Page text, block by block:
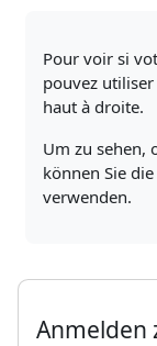
Pour voir si
pouvez
haut à droite.
Um zu sehen,
können Sie
verwenden.
Anmelden